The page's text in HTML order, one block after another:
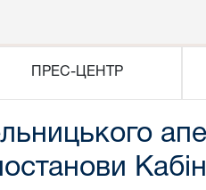
ПРЕС-ЦЕНТР